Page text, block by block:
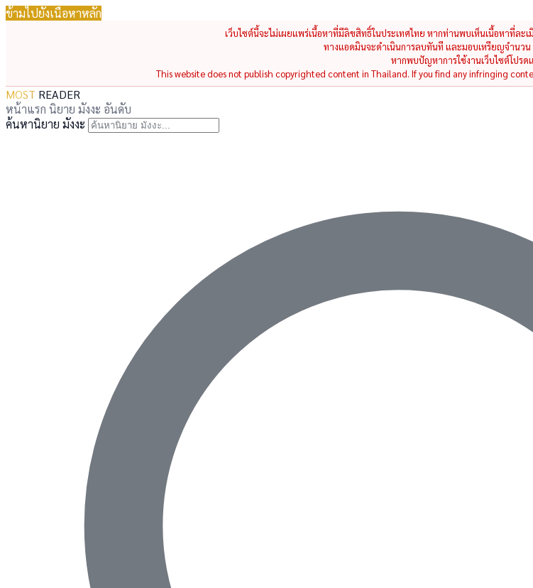
ข้ามไปยังเนื้อหาหลัก
เว็บไซต์นี้จะไม่เผยแพร่เนื้อหาที่มีลิขสิทธิ์ในประเทศไทย หากท่านพบเห็นเนื้อหาที่ละ
ทางแอดมินจะดำเนินการลบทันที และมอบเหรียญจำนวน
หากพบปัญหาการใช้งานเว็บไซต์โปรด
This website does not publish copyrighted content in Thailand. If you find any infringing
MOST READER
หน้าแรก นิยาย มังงะ อันดับ
ค้นหานิยาย มังงะ